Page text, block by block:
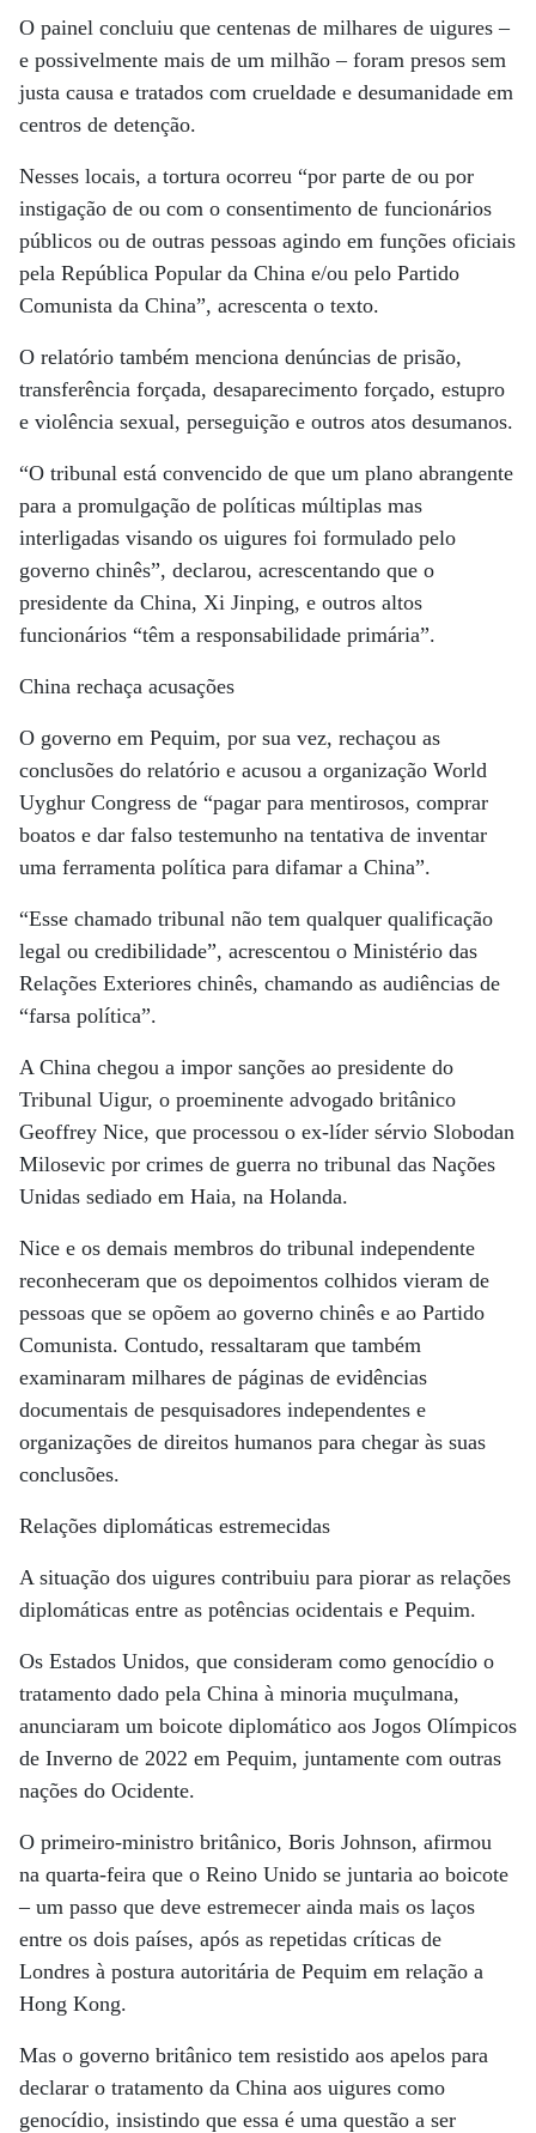
O painel concluiu que centenas de milhares de uigures –
e possivelmente mais de um milhão – foram presos sem
justa causa e tratados com crueldade e desumanidade em
centros de detenção.
Nesses locais, a tortura ocorreu “por parte de ou por
instigação de ou com o consentimento de funcionários
públicos ou de outras pessoas agindo em funções oficiais
pela República Popular da China e/ou pelo Partido
Comunista da China”, acrescenta o texto.
O relatório também menciona denúncias de prisão,
transferência forçada, desaparecimento forçado, estupro
e violência sexual, perseguição e outros atos desumanos.
“O tribunal está convencido de que um plano abrangente
para a promulgação de políticas múltiplas mas
interligadas visando os uigures foi formulado pelo
governo chinês”, declarou, acrescentando que o
presidente da China, Xi Jinping, e outros altos
funcionários “têm a responsabilidade primária”.
China rechaça acusações
O governo em Pequim, por sua vez, rechaçou as
conclusões do relatório e acusou a organização World
Uyghur Congress de “pagar para mentirosos, comprar
boatos e dar falso testemunho na tentativa de inventar
uma ferramenta política para difamar a China”.
“Esse chamado tribunal não tem qualquer qualificação
legal ou credibilidade”, acrescentou o Ministério das
Relações Exteriores chinês, chamando as audiências de
“farsa política”.
A China chegou a impor sanções ao presidente do
Tribunal Uigur, o proeminente advogado britânico
Geoffrey Nice, que processou o ex-líder sérvio Slobodan
Milosevic por crimes de guerra no tribunal das Nações
Unidas sediado em Haia, na Holanda.
Nice e os demais membros do tribunal independente
reconheceram que os depoimentos colhidos vieram de
pessoas que se opõem ao governo chinês e ao Partido
Comunista. Contudo, ressaltaram que também
examinaram milhares de páginas de evidências
documentais de pesquisadores independentes e
organizações de direitos humanos para chegar às suas
conclusões.
Relações diplomáticas estremecidas
A situação dos uigures contribuiu para piorar as relações
diplomáticas entre as potências ocidentais e Pequim.
Os Estados Unidos, que consideram como genocídio o
tratamento dado pela China à minoria muçulmana,
anunciaram um boicote diplomático aos Jogos Olímpicos
de Inverno de 2022 em Pequim, juntamente com outras
nações do Ocidente.
O primeiro-ministro britânico, Boris Johnson, afirmou
na quarta-feira que o Reino Unido se juntaria ao boicote
– um passo que deve estremecer ainda mais os laços
entre os dois países, após as repetidas críticas de
Londres à postura autoritária de Pequim em relação a
Hong Kong.
Mas o governo britânico tem resistido aos apelos para
declarar o tratamento da China aos uigures como
genocídio, insistindo que essa é uma questão a ser